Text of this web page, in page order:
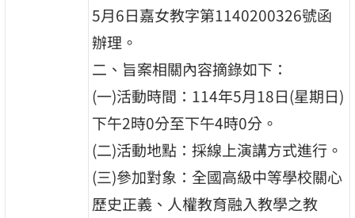
5月6日嘉女教字第1140200326號函
辦理。
二、旨案相關內容摘錄如下：
(一)活動時間：114年5月18日(星期日)
下午2時0分至下午4時0分。
(二)活動地點：採線上演講方式進行。
(三)參加對象：全國高級中等學校關心
歷史正義、人權教育融入教學之教